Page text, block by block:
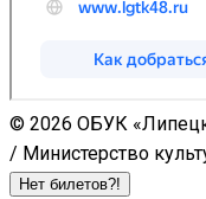
© 2026 ОБУК
/ Министерство
Нет билетов?!